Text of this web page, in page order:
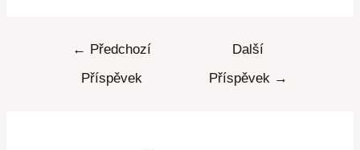
← Předchozí
Příspěvek
Další
Příspěvek →